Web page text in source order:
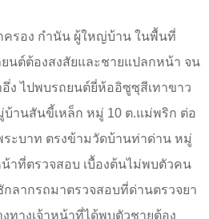
ครอง กำนัน ผู้ใหญ่บ้าน ในพื้นที่
นต์ต้องสงสัยและชายแปลกหน้า จน
ง ไปพบรถยนต์ยี่ห้ออิซูซุสีเทาขาว
บ้านสันขี้เหล็ก หมู่ 10 ต.แม่พริก ต่อ
ะบาท ตรงข้ามวัดบ้านท่าด่าน หมู่
น้าที่ตรวจสอบ เบื้องต้นไม่พบตัวคน
ลากรถมาตรวจสอบที่ด่านตรวจยา
งทางเจ้าหน้าที่ได้พบตัวชายต้อง